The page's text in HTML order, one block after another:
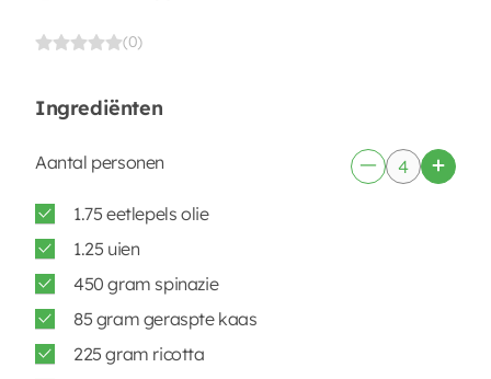
(0)
Ingrediënten
Aantal personen
1.75 eetlepels olie
1.25 uien
450 gram spinazie
85 gram geraspte kaas
225 gram ricotta